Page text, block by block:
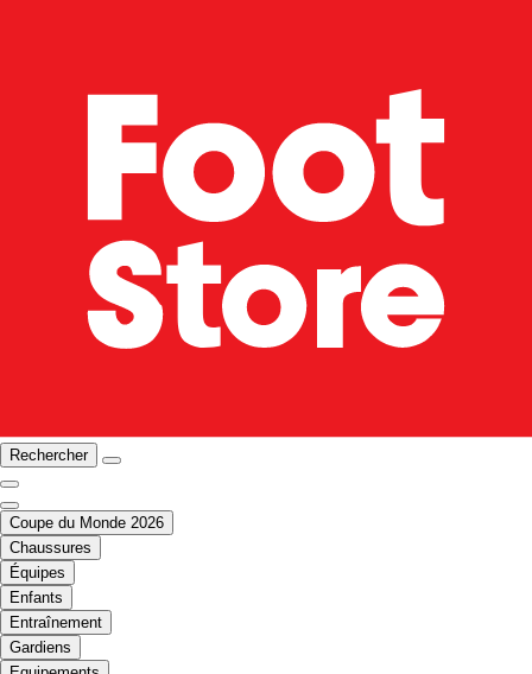
Rechercher
Coupe du Monde 2026
Chaussures
Équipes
Enfants
Entraînement
Gardiens